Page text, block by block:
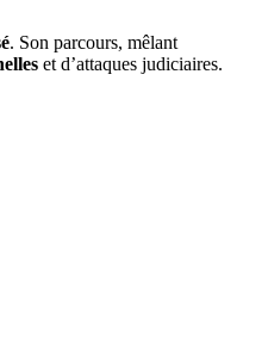
. Son parcours, mêlant
et d’attaques judiciaires.